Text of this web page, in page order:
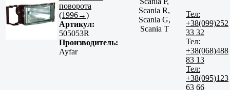
поворота
(1996→)
Артикул:
505053R
Производитель:
Ayfar
Scania R,
Scania G,
Scania T
Тел:
+38(099)252
33 32
Тел:
+38(068)488
83 13
Тел:
+38(095)123
63 66